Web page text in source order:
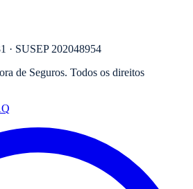
· SUSEP 202048954
de Seguros. Todos os direitos